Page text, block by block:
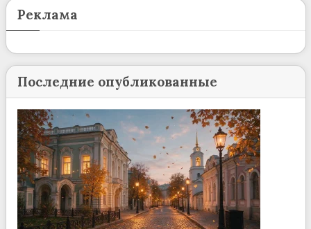
Реклама
Последние опубликованные